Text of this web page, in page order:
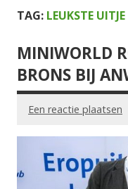
TAG: LEUKSTE UITJE
MINIWORLD
BRONS BIJ
Een reactie plaatsen